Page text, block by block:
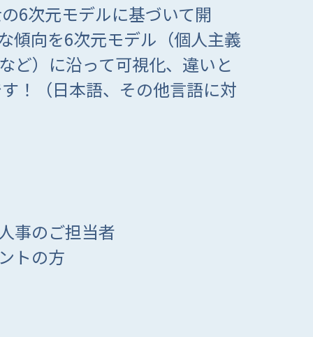
6次元モデルに基づいて開
傾向を6次元モデル（個人主義
ど）に沿って可視化、違いと
！（日本語、その他言語に対
事のご担当者
トの方